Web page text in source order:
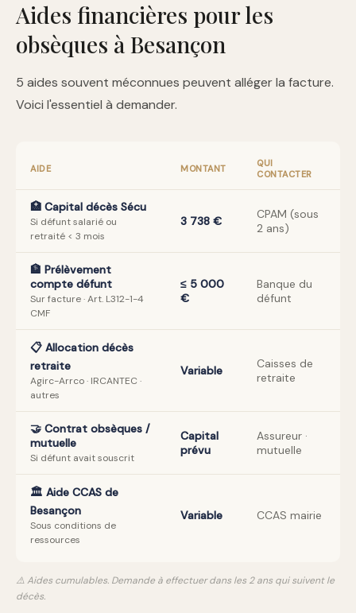
Aides financières pour les
obsèques à Besançon
5 aides souvent méconnues peuvent alléger la facture.
Voici l'essentiel à demander.
AIDE MONTANT
QUI
CONTACTER
🏥 Capital décès Sécu
Si défunt salarié ou
retraité < 3 mois
3 738 €
CPAM (sous
2 ans)
🏦 Prélèvement
compte défunt
Sur facture · Art. L312-1-4
CMF
≤ 5 000
€
Banque du
défunt
📋 Allocation décès
retraite
Agirc-Arrco · IRCANTEC ·
autres
Variable
Caisses de
retraite
🤝 Contrat obsèques /
mutuelle
Si défunt avait souscrit
Capital
prévu
Assureur ·
mutuelle
🏛️ Aide CCAS de
Besançon
Sous conditions de
ressources
Variable CCAS mairie
⚠️ Aides cumulables. Demande à effectuer dans les 2 ans qui suivent le
décès.